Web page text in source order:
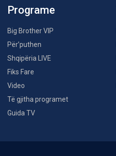
Programe
Big Brother VIP
Për’puthen
Shqipëria LIVE
Fiks Fare
Video
Të gjitha programet
Guida TV